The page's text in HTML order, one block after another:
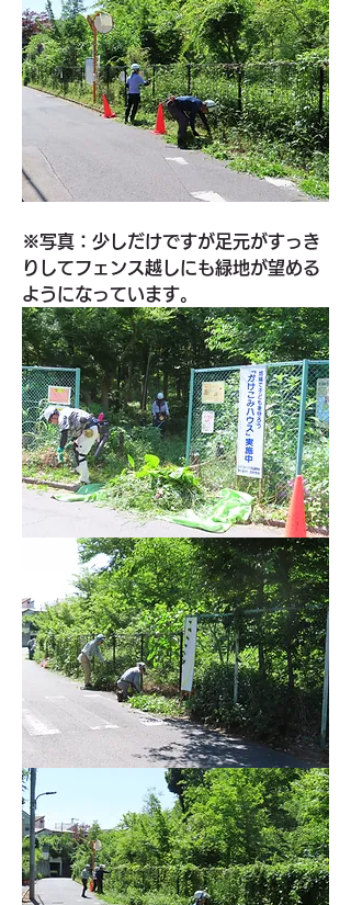
※写真：少しだけですが足元がすっき
りしてフェンス越しにも緑地が望める
ようになっています。